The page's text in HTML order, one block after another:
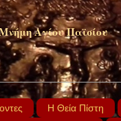
Αγίου Παϊσίου
Παΐσιε!)
Η Θεία Πίστη